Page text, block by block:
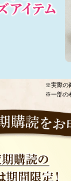
※実際の
※一部の